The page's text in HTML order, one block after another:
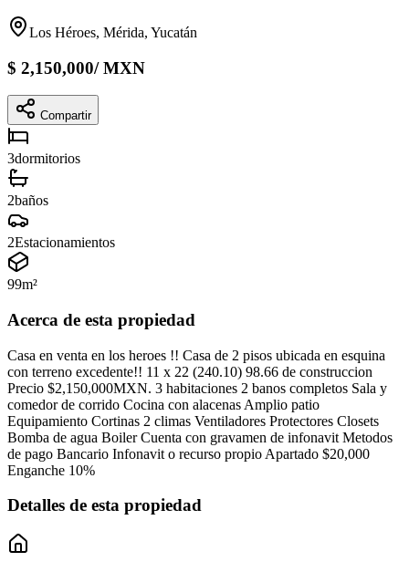
Los Héroes, Mérida, Yucatán
$ 2,150,000/MXN
Compartir
3dormitorios
2baños
2Estacionamientos
99m²
Acerca de esta propiedad
Casa en venta en los heroes !! Casa de 2 pisos ubicada en esquina
con terreno excedente!! 11 x 22 (240.10) 98.66 de construccion
Precio $2,150,000MXN. 3 habitaciones 2 banos completos Sala y
comedor de corrido Cocina con alacenas Amplio patio
Equipamiento Cortinas 2 climas Ventiladores Protectores Closets
Bomba de agua Boiler Cuenta con gravamen de infonavit Metodos
de pago Bancario Infonavit o recurso propio Apartado $20,000
Enganche 10%
Detalles de esta propiedad